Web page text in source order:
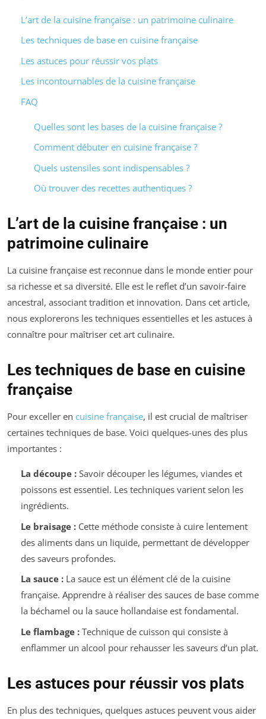
L’art de la cuisine française : un patrimoine culinaire
Les techniques de base en cuisine française
Les astuces pour réussir vos plats
Les incontournables de la cuisine française
FAQ
Quelles sont les bases de la cuisine française ?
Comment débuter en cuisine française ?
Quels ustensiles sont indispensables ?
Où trouver des recettes authentiques ?
L’art de la cuisine française : un
patrimoine culinaire
La cuisine française est reconnue dans le monde entier pour
sa richesse et sa diversité. Elle est le reflet d’un savoir-faire
ancestral, associant tradition et innovation. Dans cet article,
nous explorerons les techniques essentielles et les astuces à
connaître pour maîtriser cet art culinaire.
Les techniques de base en cuisine
française
Pour exceller en cuisine française, il est crucial de maîtriser
certaines techniques de base. Voici quelques-unes des plus
importantes :
La découpe :Savoir découper les légumes, viandes et
poissons est essentiel. Les techniques varient selon les
ingrédients.
Le braisage :Cette méthode consiste à cuire lentement
des aliments dans un liquide, permettant de développer
des saveurs profondes.
La sauce :La sauce est un élément clé de la cuisine
française. Apprendre à réaliser des sauces de base comme
la béchamel ou la sauce hollandaise est fondamental.
Le flambage :Technique de cuisson qui consiste à
enflammer un alcool pour rehausser les saveurs d’un plat.
Les astuces pour réussir vos plats
En plus des techniques, quelques astuces peuvent vous aider